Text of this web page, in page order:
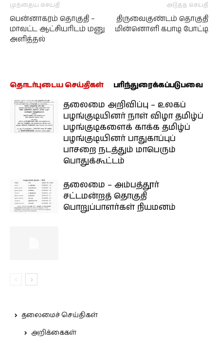
முந்தைய செய்தி
பென்னாகரம் தொகுதி –
மாவட்ட ஆட்சியரிடம் மனு
அளித்தல்
அடுத்த செய்தி
திருவைகுண்டம் தொகுதி
மின்னொளி கபாடி போட்டி
தொடர்புடைய செய்திகள் பரிந்துரைக்கப்படுபவை
தலைமை அறிவிப்பு – உலகப்
பழங்குடியினர் நாள் விழா தமிழ்ப்
பழங்குடிகளைக் காக்க தமிழ்ப்
பழங்குடியினர் பாதுகாப்புப்
பாசறை நடத்தும் மாபெரும்
பொதுக்கூட்டம்
தலைமை – அம்பத்தூர்
சட்டமன்றத் தொகுதி
பொறுப்பாளர்கள் நியமனம்
தலைமைச் செய்திகள்
அறிக்கைகள்